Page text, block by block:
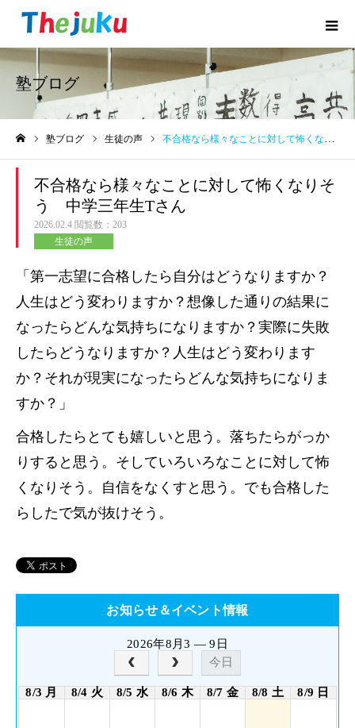
塾ブログ
塾ブログ 生徒の声 不合格なら様々なことに対して怖くなりそう 中学三年生Tさん
不合格なら様々なことに対して怖くなりそ
う 中学三年生Tさん
2026.02.4 閲覧数：203
生徒の声
「第一志望に合格したら自分はどうなりますか？
人生はどう変わりますか？想像した通りの結果に
なったらどんな気持ちになりますか？実際に失敗
したらどうなりますか？人生はどう変わります
か？それが現実になったらどんな気持ちになりま
すか？」
合格したらとても嬉しいと思う。落ちたらがっか
りすると思う。そしていろいろなことに対して怖
くなりそう。自信をなくすと思う。でも合格した
らしたで気が抜けそう。
お知らせ＆イベント情報
2026年8月3 — 9日
今日
8/3 月 8/4 火 8/5 水 8/6 木 8/7 金 8/8 土 8/9 日